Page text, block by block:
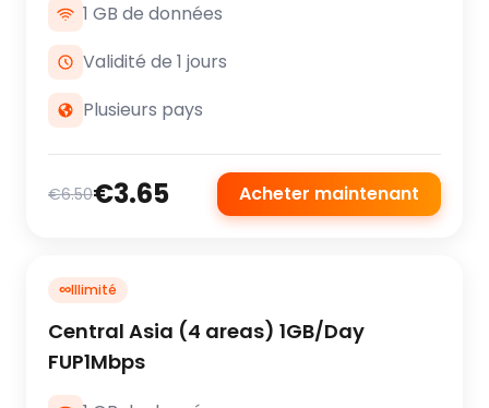
1 GB de données
Validité de 1 jours
Plusieurs pays
€6.50€3.65 Acheter maintenant
∞Illimité
Central Asia (4 areas) 1GB/Day
FUP1Mbps